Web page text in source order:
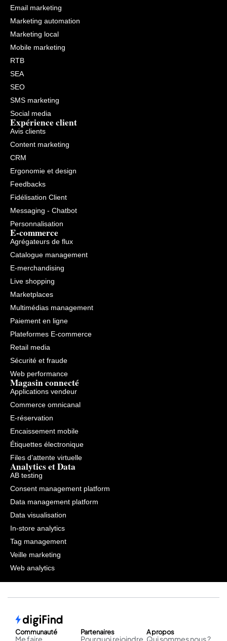
Email marketing
Marketing automation
Marketing local
Mobile marketing
RTB
SEA
SEO
SMS marketing
Social media
Expérience client
Avis clients
Content marketing
CRM
Ergonomie et design
Feedbacks
Fidélisation Client
Messaging - Chatbot
Personnalisation
E-commerce
Agrégateurs de flux
Catalogue management
E-merchandising
Live shopping
Marketplaces
Multimédias management
Paiement en ligne
Plateformes E-commerce
Retail media
Sécurité et fraude
Web performance
Magasin connecté
Applications vendeur
Commerce omnicanal
E-réservation
Encaissement mobile
Étiquettes électronique
Files d’attente virtuelle
Analytics et Data
AB testing
Consent management platform
Data management platform
Data visualisation
In-store analytics
Tag management
Veille marketing
Web analytics
Communauté
Me faire
Partenaires
Pourquoi rejoindre
A propos
Qui sommes nous ?